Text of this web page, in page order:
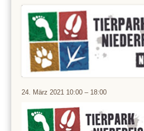
Tierpark
24. März 2021 10:00 – 18:00